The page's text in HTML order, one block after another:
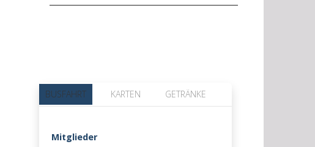
BUSFAHRT KARTEN GETRÄNKE
Mitglieder